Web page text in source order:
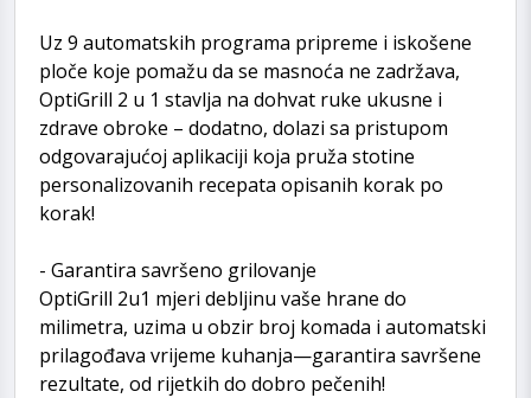
Uz 9 automatskih programa pripreme i iskošene
ploče koje pomažu da se masnoća ne zadržava,
OptiGrill 2 u 1 stavlja na dohvat ruke ukusne i
zdrave obroke – dodatno, dolazi sa pristupom
odgovarajućoj aplikaciji koja pruža stotine
personalizovanih recepata opisanih korak po
korak!
- Garantira savršeno grilovanje
OptiGrill 2u1 mjeri debljinu vaše hrane do
milimetra, uzima u obzir broj komada i automatski
prilagođava vrijeme kuhanja—garantira savršene
rezultate, od rijetkih do dobro pečenih!